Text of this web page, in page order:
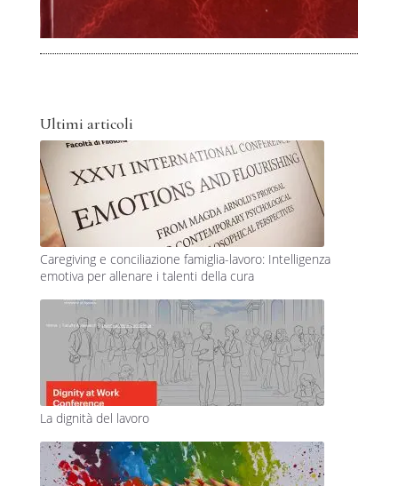
Ultimi articoli
Caregiving e conciliazione famiglia-lavoro: Intelligenza
emotiva per allenare i talenti della cura
La dignità del lavoro